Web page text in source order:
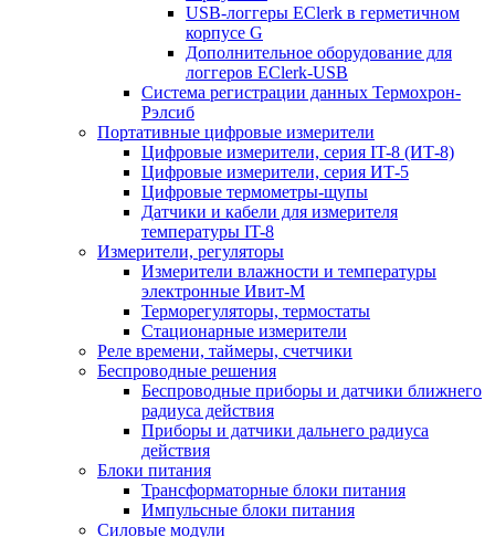
USB-логгеры EClerk в герметичном
корпусе G
Дополнительное оборудование для
логгеров EClerk-USB
Система регистрации данных Термохрон-
Рэлсиб
Портативные цифровые измерители
Цифровые измерители, серия IT-8 (ИТ-8)
Цифровые измерители, серия ИТ-5
Цифровые термометры-щупы
Датчики и кабели для измерителя
температуры IT-8
Измерители, регуляторы
Измерители влажности и температуры
электронные Ивит-М
Терморегуляторы, термостаты
Стационарные измерители
Реле времени, таймеры, счетчики
Беспроводные решения
Беспроводные приборы и датчики ближнего
радиуса действия
Приборы и датчики дальнего радиуса
действия
Блоки питания
Трансформаторные блоки питания
Импульсные блоки питания
Силовые модули